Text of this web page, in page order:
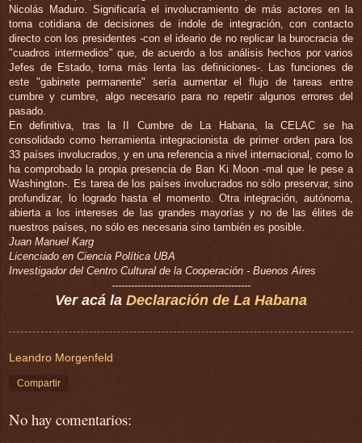
Nicolás Maduro. Significaría el involucramiento de más actores en la
toma cotidiana de decisiones de índole de integración, con contacto
directo con los presidentes -con el ideario de no replicar la burocracia de
"cuadros intermedios" que, de acuerdo a los análisis hechos por varios
Jefes de Estado, torna más lenta las definiciones-. Las funciones de
este "gabinete permanente" sería aumentar el flujo de tareas entre
cumbre y cumbre, algo necesario para no repetir algunos errores del
pasado.
En definitiva, tras la II Cumbre de La Habana, la CELAC se ha
consolidado como herramienta integracionista de primer orden para los
33 países involucrados, y en una referencia a nivel internacional, como lo
ha comprobado la propia presencia de Ban Ki Moon -mal que le pese a
Washington-. Es tarea de los países involucrados no sólo preservar, sino
profundizar, lo logrado hasta el momento. Otra integración, autónoma,
abierta a los intereses de las grandes mayorías y no de las élites de
nuestros países, no sólo es necesaria sino también es posible.
Juan Manuel Karg
Licenciado en Ciencia Política UBA
Investigador del Centro Cultural de la Cooperación - Buenos Aires
-------------------------------------------
Ver acá la Declaración de La Habana
Leandro Morgenfeld
Compartir
No hay comentarios: